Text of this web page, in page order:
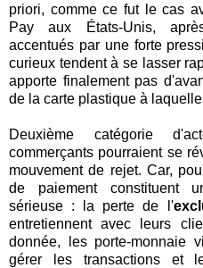
priori, comme ce fut le cas
Pay aux États-Unis,
accentués par une forte
curieux tendent à se lasser
apporte finalement pas
de la carte plastique à
Deuxième catégorie
commerçants pourraient se
mouvement de rejet. Car,
de paiement constituent
sérieuse : la perte de l'
entretiennent avec leurs
donnée, les porte-monnaie
gérer les transactions et